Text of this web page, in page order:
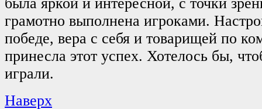
грамотно выполнена игроками.
победе, вера с себя и товарищей по
принесла этот успех. Хотелось бы,
играли.
Наверх